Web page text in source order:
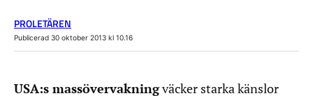
PROLETÄREN
Publicerad 30 oktober 2013 kl 10.16
USA:s massövervakningväcker starka känslor